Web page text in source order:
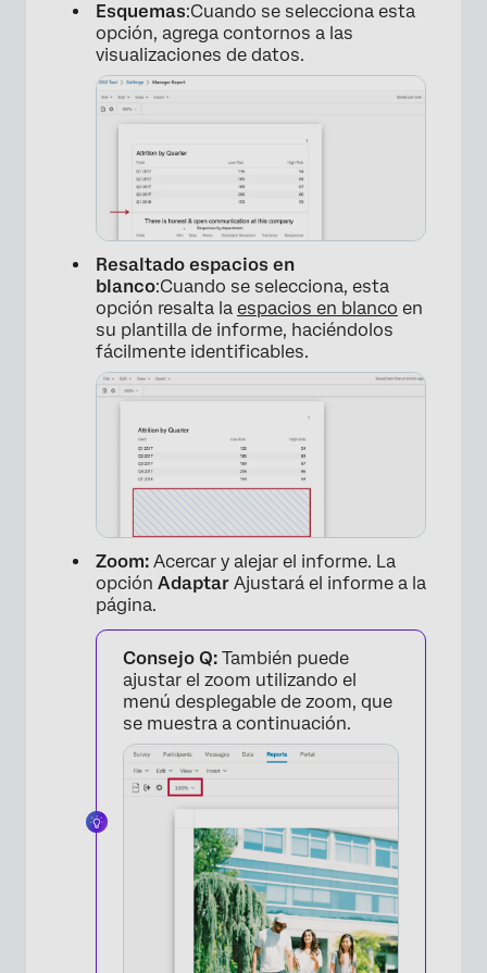
×
×
Esquemas:Cuando se selecciona esta
opción, agrega contornos a las
visualizaciones de datos.
Resaltado espacios en
blanco:Cuando se selecciona, esta
opción resalta la espacios en blanco en
su plantilla de informe, haciéndolos
fácilmente identificables.
Zoom: Acercar y alejar el informe. La
opción Adaptar Ajustará el informe a la
página.
Consejo Q: También puede
ajustar el zoom utilizando el
menú desplegable de zoom, que
se muestra a continuación.